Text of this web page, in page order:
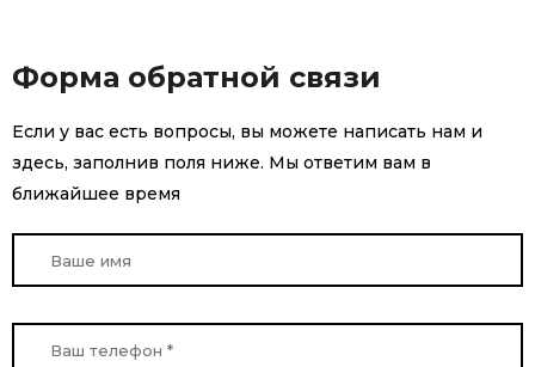
Форма обратной связи
Если у вас есть вопросы, вы можете написать нам и
здесь, заполнив поля ниже. Мы ответим вам в
ближайшее время